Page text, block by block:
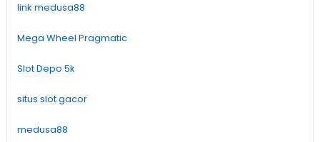
link medusa88
Mega Wheel Pragmatic
Slot Depo 5k
situs slot gacor
medusa88